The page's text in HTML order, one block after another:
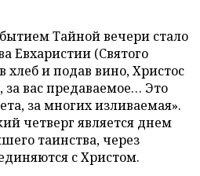
Тайной вечери стало
Евхаристии (Святого
и подав вино, Христос
за вас предаваемое… Это
за многих изливаемая».
четверг является днем
таинства, через
с Христом.